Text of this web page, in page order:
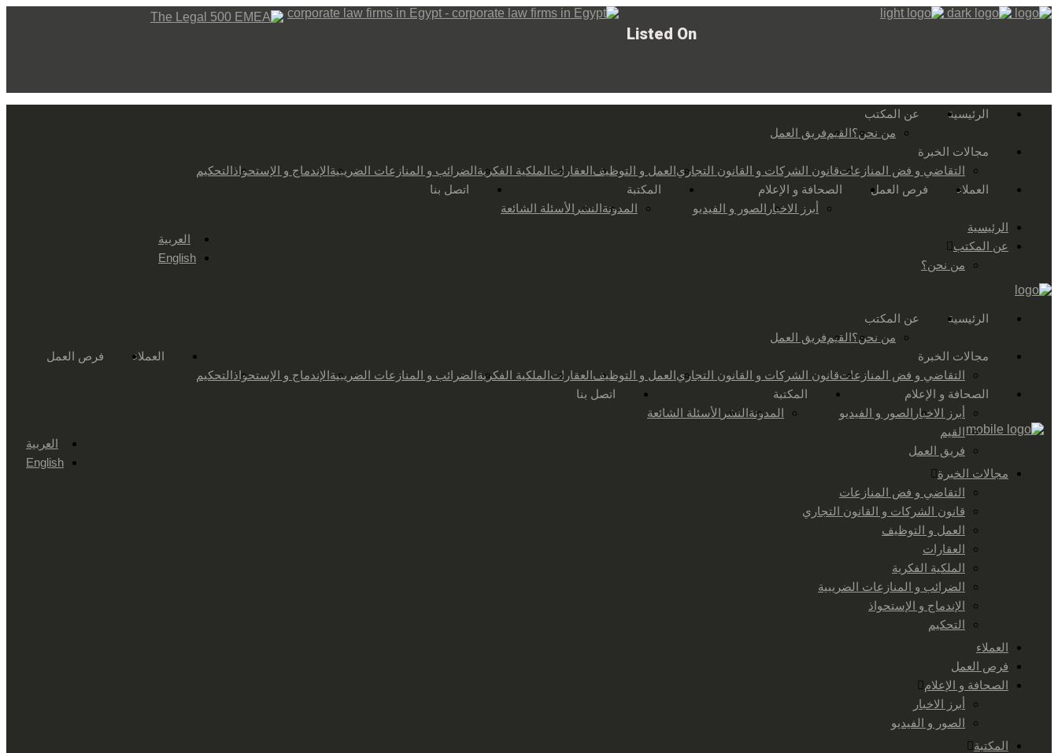
Listed On
الرئيسية
عن المكتب
من نحن؟القيمفريق العمل
مجالات الخبرة
التقاضي و فض المنازعاتقانون الشركات و القانون التجاريالعمل و التوظيفالعقاراتالملكية الفكريةالضرائب و المنازعات الضريبيةالإندماج و الإستحواذالتحكيم
العملاء
فرص العمل
الصحافة و الإعلام
أبرز الاخبار الصور و الفيديو
المكتبة
المدونةالنشر الأسئلة الشائعة
اتصل بنا
العربية
English
الرئيسية
عن المكتب
من نحن؟القيمفريق العمل
مجالات الخبرة
التقاضي و فض المنازعاتقانون الشركات و القانون التجاريالعمل و التوظيفالعقاراتالملكية الفكريةالضرائب و المنازعات الضريبيةالإندماج و الإستحواذالتحكيم
العملاء فرص العمل
الصحافة و الإعلام
أبرز الاخبار الصور و الفيديو
المكتبة
المدونةالنشر الأسئلة الشائعة
اتصل بنا
العربية
English
الرئيسية
عن المكتب
من نحن؟
القيم
فريق العمل
مجالات الخبرة
التقاضي و فض المنازعات
قانون الشركات و القانون التجاري
العمل و التوظيف
العقارات
الملكية الفكرية
الضرائب و المنازعات الضريبية
الإندماج و الإستحواذ
التحكيم
العملاء
فرص العمل
الصحافة و الإعلام
أبرز الاخبار
الصور و الفيديو
المكتبة